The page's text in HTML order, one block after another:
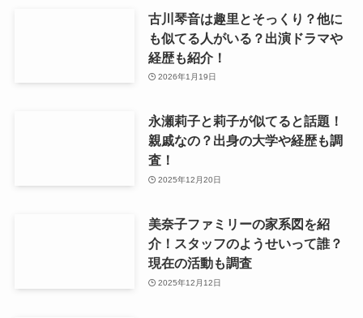
古川琴音は趣里とそっくり？他に
も似てる人がいる？出演ドラマや
経歴も紹介！
2026年1月19日
永瀬莉子と莉子が似てると話題！
親戚なの？出身の大学や経歴も調
査！
2025年12月20日
美奈子ファミリーの家系図を紹
介！スタッフのようせいって誰？
現在の活動も調査
2025年12月12日